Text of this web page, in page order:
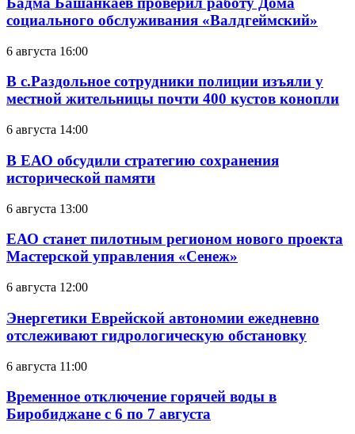
социального обслуживания «Валдгеймский»
6 августа 16:00
В с.Раздольное сотрудники полиции изъяли у
местной жительницы почти 400 кустов конопли
6 августа 14:00
В ЕАО обсудили стратегию сохранения
исторической памяти
6 августа 13:00
ЕАО станет пилотным регионом нового проекта
Мастерской управления «Сенеж»
6 августа 12:00
Энергетики Еврейской автономии ежедневно
отслеживают гидрологическую обстановку
6 августа 11:00
Временное отключение горячей воды в
Биробиджане с 6 по 7 августа